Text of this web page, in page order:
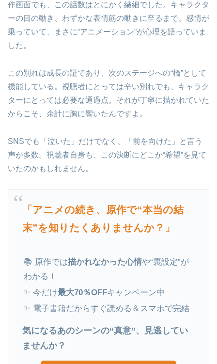
作画面でも、この話数はとにかく繊細でした。キャラクタ
ーの目の動き、わずかな表情筋の動きに至るまで、感情が
乗っていて、まさに“アニメーション”が心理を語っていま
した。
この別れは成長の証であり、次のステージへの“橋”として
機能している。視聴者にとっては辛い別れでも、キャラク
ターにとっては必要な通過点。それが丁寧に描かれていた
からこそ、余計に胸に響いたんですよ。
SNSでも「泣いた」だけでなく、「前を向けた」と言う
声が多数。視聴者自身も、この決断にどこか“希望”を見て
いたのかもしれません。
「アニメの続き、原作で“本当の結
末”を知りたくありませんか？」
📚 原作では描かれなかった心情や“裏設定”が
わかる！
✨ 今だけ最大70％OFFキャンペーン中
✨ 電子書籍だからすぐ読める＆スマホで完結
気になるあのシーンの“真意”、見逃してい
ませんか？